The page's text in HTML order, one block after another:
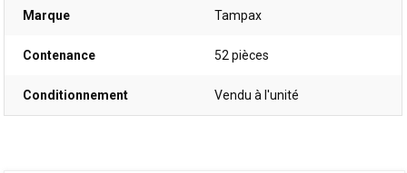
Marque Tampax
Contenance 52 pièces
Conditionnement Vendu à l'unité